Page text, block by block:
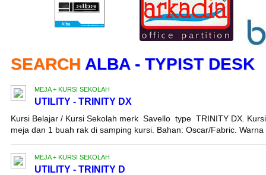
SEARCH ALBA - TYPIST DESK
MEJA + KURSI SEKOLAH
UTILITY - TRINITY DX
Kursi Belajar / Kursi Sekolah merk Savello type TRINITY DX.
meja dan 1 buah rak di samping kursi. Bahan: Oscar/Fabric. Warna
MEJA + KURSI SEKOLAH
UTILITY - TRINITY D